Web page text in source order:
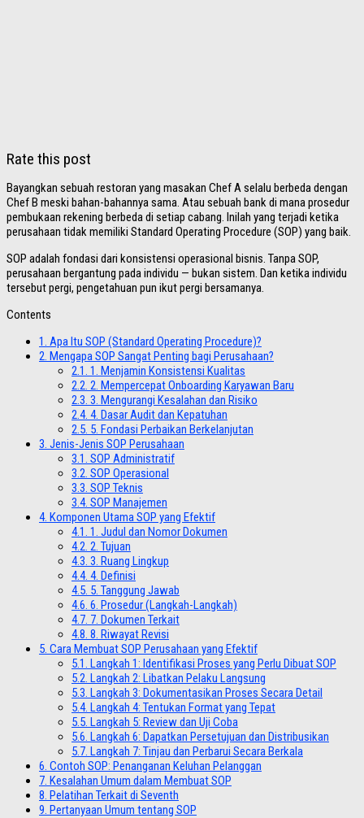
Rate this post
Bayangkan sebuah restoran yang masakan Chef A selalu berbeda dengan
Chef B meski bahan-bahannya sama. Atau sebuah bank di mana prosedur
pembukaan rekening berbeda di setiap cabang. Inilah yang terjadi ketika
perusahaan tidak memiliki Standard Operating Procedure (SOP) yang baik.
SOP adalah fondasi dari konsistensi operasional bisnis. Tanpa SOP,
perusahaan bergantung pada individu — bukan sistem. Dan ketika individu
tersebut pergi, pengetahuan pun ikut pergi bersamanya.
Contents
1. Apa Itu SOP (Standard Operating Procedure)?
2. Mengapa SOP Sangat Penting bagi Perusahaan?
2.1. 1. Menjamin Konsistensi Kualitas
2.2. 2. Mempercepat Onboarding Karyawan Baru
2.3. 3. Mengurangi Kesalahan dan Risiko
2.4. 4. Dasar Audit dan Kepatuhan
2.5. 5. Fondasi Perbaikan Berkelanjutan
3. Jenis-Jenis SOP Perusahaan
3.1. SOP Administratif
3.2. SOP Operasional
3.3. SOP Teknis
3.4. SOP Manajemen
4. Komponen Utama SOP yang Efektif
4.1. 1. Judul dan Nomor Dokumen
4.2. 2. Tujuan
4.3. 3. Ruang Lingkup
4.4. 4. Definisi
4.5. 5. Tanggung Jawab
4.6. 6. Prosedur (Langkah-Langkah)
4.7. 7. Dokumen Terkait
4.8. 8. Riwayat Revisi
5. Cara Membuat SOP Perusahaan yang Efektif
5.1. Langkah 1: Identifikasi Proses yang Perlu Dibuat SOP
5.2. Langkah 2: Libatkan Pelaku Langsung
5.3. Langkah 3: Dokumentasikan Proses Secara Detail
5.4. Langkah 4: Tentukan Format yang Tepat
5.5. Langkah 5: Review dan Uji Coba
5.6. Langkah 6: Dapatkan Persetujuan dan Distribusikan
5.7. Langkah 7: Tinjau dan Perbarui Secara Berkala
6. Contoh SOP: Penanganan Keluhan Pelanggan
7. Kesalahan Umum dalam Membuat SOP
8. Pelatihan Terkait di Seventh
9. Pertanyaan Umum tentang SOP